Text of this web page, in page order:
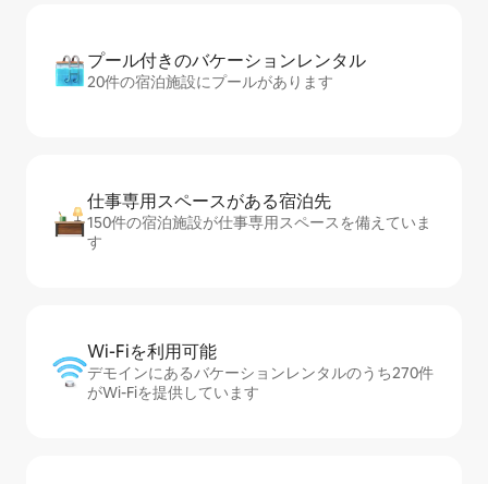
プール付きのバ⁠ケ⁠ー⁠シ⁠ョ⁠ンレ⁠ン⁠タ⁠ル
20件の宿泊施設にプールがあります
仕事専用ス⁠ペ⁠ー⁠スがあ⁠る宿⁠泊⁠先
150件の宿泊施設が仕事専用スペースを備えていま
す
Wi-Fiを利⁠用⁠可⁠能
デモインにあるバケーションレンタルのうち270件
がWi-Fiを提供しています